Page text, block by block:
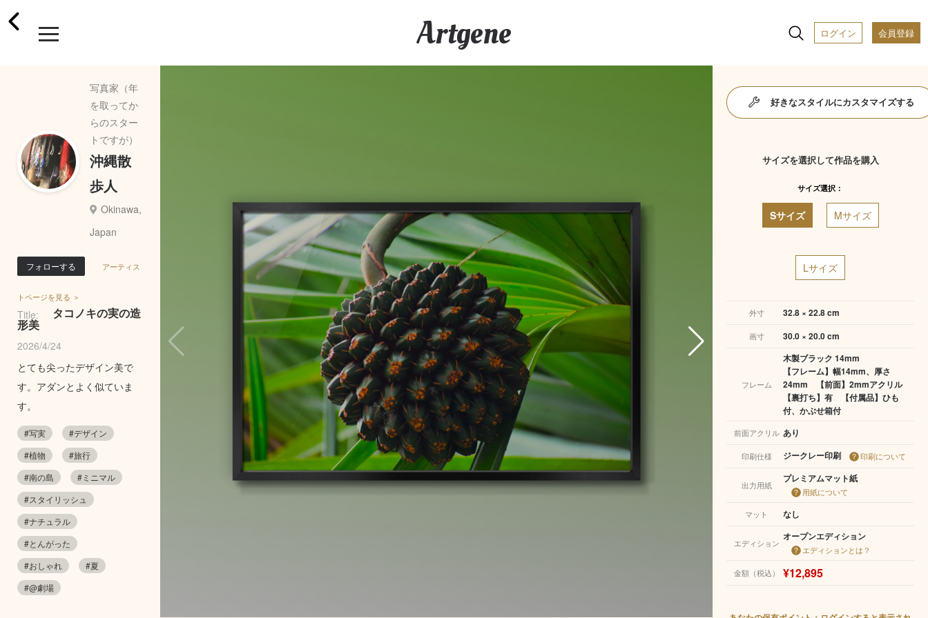
Artgene ログイン 会員登録
写真家（年
を取ってか
らのスター
トですが）
沖縄散
歩人
Okinawa,
Japan
フォローする アーティス
トページを見る ＞
Title: タコノキの実の造
形美
2026/4/24
とても尖ったデザイン美で
す。アダンとよく似ていま
す。
#写実
#デザイン
#植物
#旅行
#南の島
#ミニマル
#スタイリッシュ
#ナチュラル
#とんがった
#おしゃれ
#夏
#@劇場
好きなスタイルにカスタマイズする
サイズを選択して作品を購入
サイズ選択：
Sサイズ Mサイズ
Lサイズ
外寸 32.8 × 22.8 cm
画寸 30.0 × 20.0 cm
フレーム
木製ブラック 14mm
【フレーム】幅14mm、厚さ
24mm 【前面】2mmアクリル
【裏打ち】有 【付属品】ひも
付、かぶせ箱付
前面アクリル あり
印刷仕様 ジークレー印刷 印刷について
出力用紙
プレミアムマット紙
用紙について
マット
なし
エディション
オープンエディション
エディションとは？
金額（税込） ¥12,895